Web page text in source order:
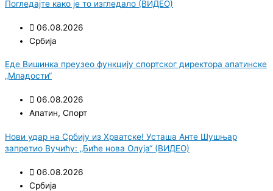
Погледајте како је то изгледало (ВИДЕО)
06.08.2026
Србија
Еде Вишинка преузео функцију спортског директора апатинске
„Младости“
06.08.2026
Апатин, Спорт
Нови удар на Србију из Хрватске! Усташа Анте Шушњар
запретио Вучићу: „Биће нова Олуја“ (ВИДЕО)
06.08.2026
Србија